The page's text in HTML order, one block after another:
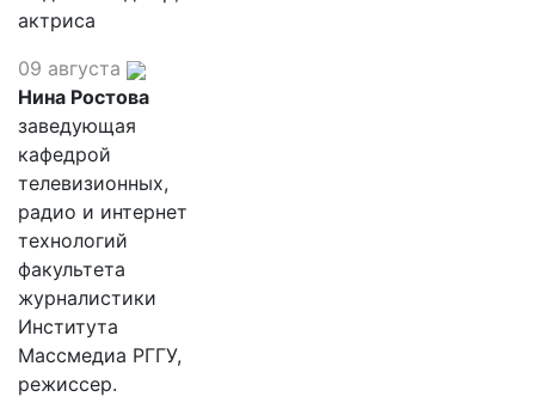
актриса
09 августа
Нина Ростова
заведующая
кафедрой
телевизионных,
радио и интернет
технологий
факультета
журналистики
Института
Массмедиа РГГУ,
режиссер.